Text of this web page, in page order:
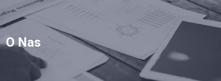
O Nas